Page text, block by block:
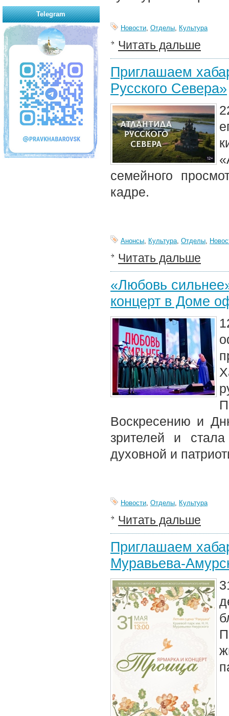
Новости, Отделы, Культура
Читать дальше
Приглашаем
Русского Севера»
семейного
кадре.
Анонсы, Культура, Отделы,
Читать дальше
«Любовь
концерт в Доме
Воскресению и
зрителей и
духовной и
Новости, Отделы, Культура
Читать дальше
Приглашаем
Муравьева-
Telegram